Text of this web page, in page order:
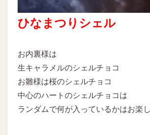
ひなまつりシェル
お内裏様は
生キャラメルのシェルチョコ
お雛様は桜のシェルチョコ
中心のハートのシェルチョコは
ランダムで何が入っているかはお楽